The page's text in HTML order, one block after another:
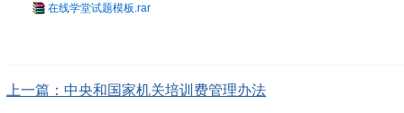
在线学堂试题模板.rar
上一篇：中央和国家机关培训费管理办法